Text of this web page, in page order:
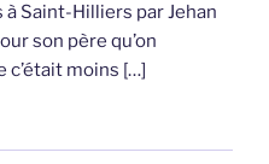
Saint-Hilliers par Jehan
son père qu’on
c’était moins […]